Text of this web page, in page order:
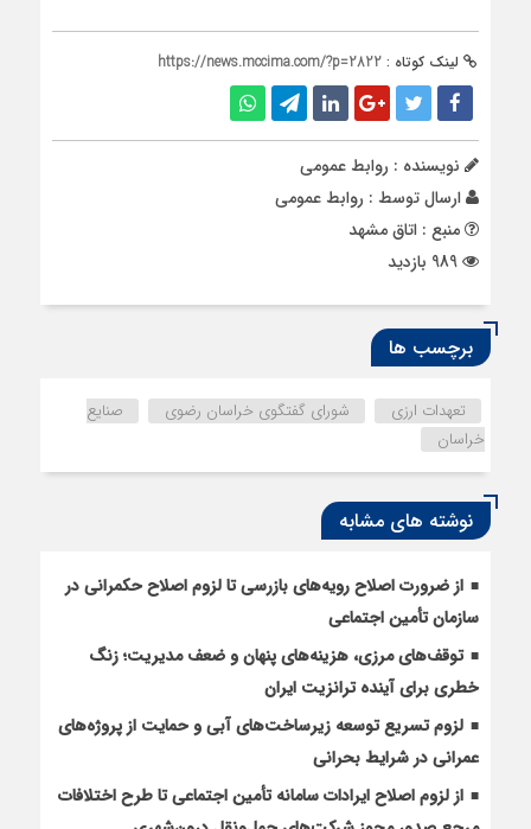
لینک کوتاه : https://news.mccima.com/?p=2822
نویسنده : روابط عمومی
ارسال توسط : روابط عمومی
منبع : اتاق مشهد
برچسب ها
تعهدات ارزی شورای گفتگوی خراسان رضوی
صنایع
خراسان
نوشته های مشابه
از ضرورت اصلاح رویه‌های بازرسی تا لزوم اصلاح حکمرانی در
سازمان تأمین اجتماعی
توقف‌های مرزی، هزینه‌های پنهان و ضعف مدیریت؛ زنگ
خطری برای آینده ترانزیت ایران
لزوم تسریع توسعه زیرساخت‌های آبی و حمایت از پروژه‌های
عمرانی در شرایط بحرانی
از لزوم اصلاح ایرادات سامانه تأمین اجتماعی تا طرح اختلافات